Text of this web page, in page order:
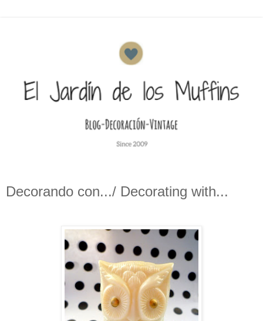
Decorando con.../ Decorating with...